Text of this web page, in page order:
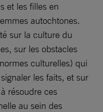
et les filles en
autochtones.
sur la culture du
sur les obstacles
culturelles) qui
les faits, et sur
résoudre ces
au sein des